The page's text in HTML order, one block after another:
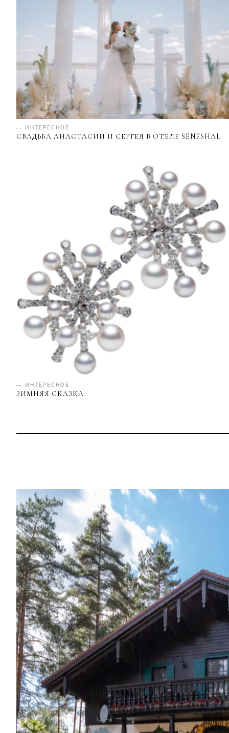
— ИНТЕРЕСНОЕ
СВАДЬБА АНАСТАСИИ И СЕРГЕЯ В ОТЕЛЕ SENESHAL
— ИНТЕРЕСНОЕ
ЗИМНЯЯ СКАЗКА